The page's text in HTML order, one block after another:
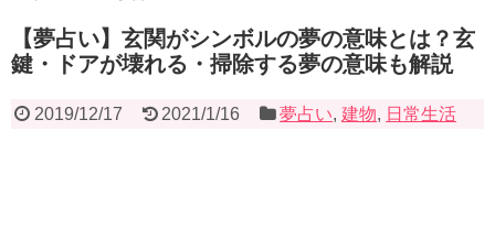
【夢占い】玄関がシンボルの夢の意味とは？玄
鍵・ドアが壊れる・掃除する夢の意味も解説
2019/12/17 2021/1/16 夢占い,建物, 日常生活